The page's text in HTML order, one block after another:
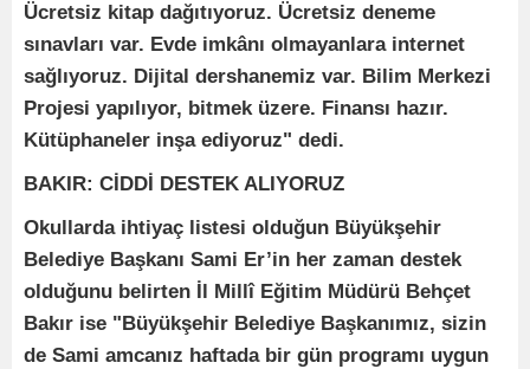
Ücretsiz kitap dağıtıyoruz. Ücretsiz deneme
sınavları var. Evde imkânı olmayanlara internet
sağlıyoruz. Dijital dershanemiz var. Bilim Merkezi
Projesi yapılıyor, bitmek üzere. Finansı hazır.
Kütüphaneler inşa ediyoruz" dedi.
BAKIR: CİDDİ DESTEK ALIYORUZ
Okullarda ihtiyaç listesi olduğun Büyükşehir
Belediye Başkanı Sami Er’in her zaman destek
olduğunu belirten İl Millî Eğitim Müdürü Behçet
Bakır ise "Büyükşehir Belediye Başkanımız, sizin
de Sami amcanız haftada bir gün programı uygun